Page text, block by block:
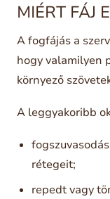
MIÉRT FÁJ
A fogfájás a
hogy valamilyen
környező
A leggyakoribb
rétegeit;
repedt vagy